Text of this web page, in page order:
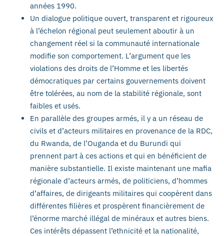
années 1990.
Un dialogue politique ouvert, transparent et rigoureux
à l’échelon régional peut seulement aboutir à un
changement réel si la communauté internationale
modifie son comportement. L’argument que les
violations des droits de l’Homme et les libertés
démocratiques par certains gouvernements doivent
être tolérées, au nom de la stabilité régionale, sont
faibles et usés.
En parallèle des groupes armés, il y a un réseau de
civils et d’acteurs militaires en provenance de la RDC,
du Rwanda, de l’Ouganda et du Burundi qui
prennent part à ces actions et qui en bénéficient de
manière substantielle. Il existe maintenant une mafia
régionale d’acteurs armés, de politiciens, d’hommes
d’affaires, de dirigeants militaires qui coopèrent dans
différentes filières et prospèrent financièrement de
l’énorme marché illégal de minéraux et autres biens.
Ces intérêts dépassent l’ethnicité et la nationalité,